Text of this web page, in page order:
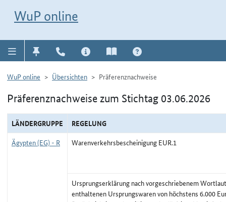
WuP online
WuP online Übersichten Präferenznachweise
Präferenznachweise zum Stichtag 03.06.2026
LÄNDERGRUPPE
REGELUNG
Ägypten (EG) - R
Warenverkehrsbescheinigung EUR.1
Ursprungserklärung nach vorgeschriebenem
enthaltenen Ursprungswaren von höchstens 6.000